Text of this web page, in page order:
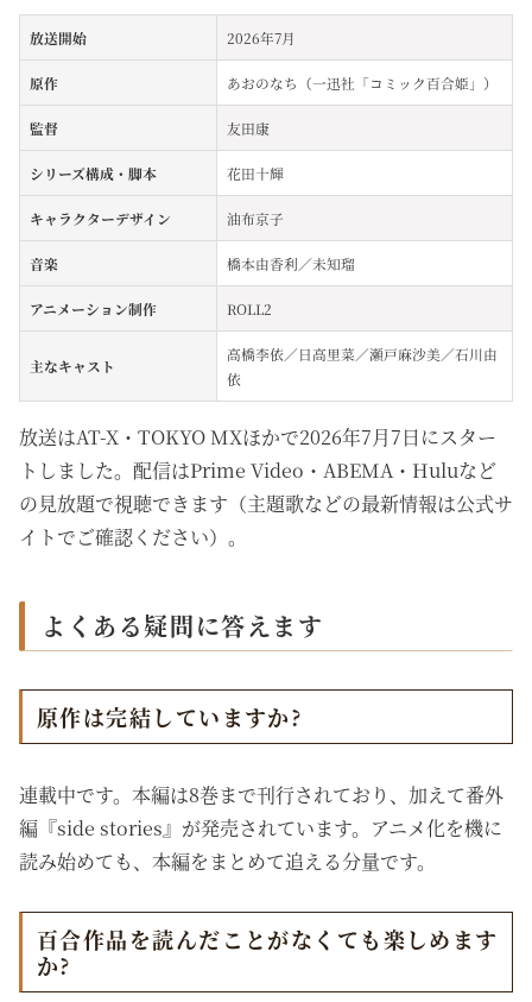
放送開始 2026年7月
原作 あおのなち（一迅社「コミック百合姫」）
監督 友田康
シリーズ構成・脚本 花田十輝
キャラクターデザイン 油布京子
音楽 橋本由香利／未知瑠
アニメーション制作 ROLL2
主なキャスト
高橋李依／日高里菜／瀬戸麻沙美／石川由
依
放送はAT-X・TOKYO MXほかで2026年7月7日にスター
トしました。配信はPrime Video・ABEMA・Huluなど
の見放題で視聴できます（主題歌などの最新情報は公式サ
イトでご確認ください）。
よくある疑問に答えます
原作は完結していますか?
連載中です。本編は8巻まで刊行されており、加えて番外
編『side stories』が発売されています。アニメ化を機に
読み始めても、本編をまとめて追える分量です。
百合作品を読んだことがなくても楽しめます
か?